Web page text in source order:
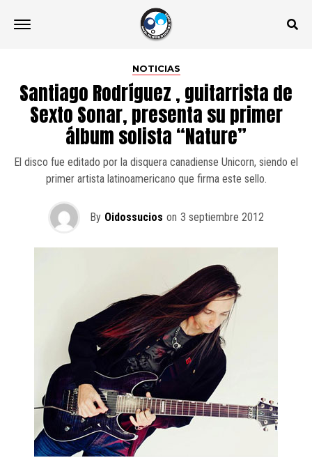
NOTICIAS
Santiago Rodríguez , guitarrista de
Sexto Sonar, presenta su primer
álbum solista “Nature”
El disco fue editado por la disquera canadiense Unicorn, siendo el
primer artista latinoamericano que firma este sello.
By Oidossucios on 3 septiembre 2012